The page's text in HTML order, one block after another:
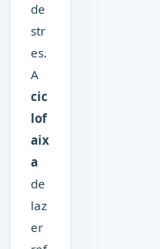
de
str
es.
A
cic
lof
aix
a
de
laz
er